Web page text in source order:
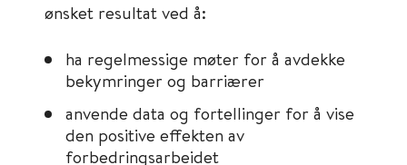
ønsket resultat ved å:
ha regelmessige møter for å avdekke
bekymringer og barriærer
anvende data og fortellinger for å vise
den positive effekten av
forbedringsarbeidet